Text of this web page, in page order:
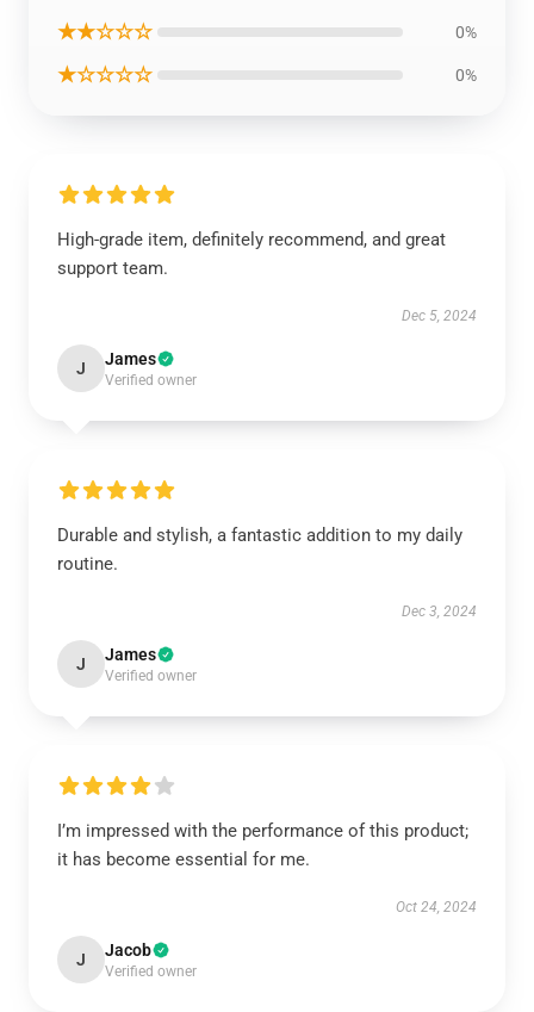
★★☆☆☆ 0%
★☆☆☆☆ 0%
High-grade item, definitely recommend, and great
support team.
Dec 5, 2024
J James
Verified owner
Durable and stylish, a fantastic addition to my daily
routine.
Dec 3, 2024
J James
Verified owner
I’m impressed with the performance of this product;
it has become essential for me.
Oct 24, 2024
J Jacob
Verified owner